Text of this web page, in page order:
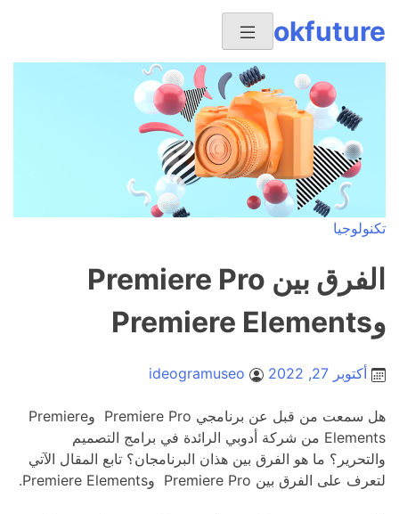
okfuture
تكنولوجيا
الفرق بين Premiere Pro
وPremiere Elements
أكتوبر 27, 2022 ideogramuseo
هل سمعت من قبل عن برنامجي Premiere Pro وPremiere
Elements من شركة أدوبي الرائدة في برامج التصميم
والتحرير؟ ما هو الفرق بين هذان البرنامجان؟ تابع المقال الآتي
لتعرف على الفرق بين Premiere Pro وPremiere Elements.